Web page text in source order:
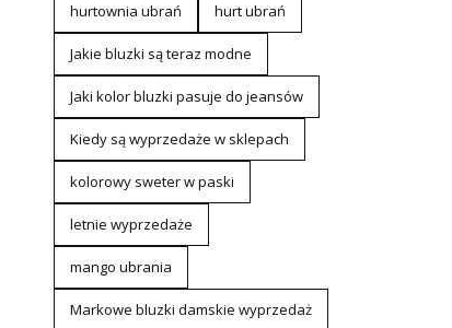
hurtownia ubrań hurt ubrań
Jakie bluzki są teraz modne
Jaki kolor bluzki pasuje do jeansów
Kiedy są wyprzedaże w sklepach
kolorowy sweter w paski
letnie wyprzedaże
mango ubrania
Markowe bluzki damskie wyprzedaż